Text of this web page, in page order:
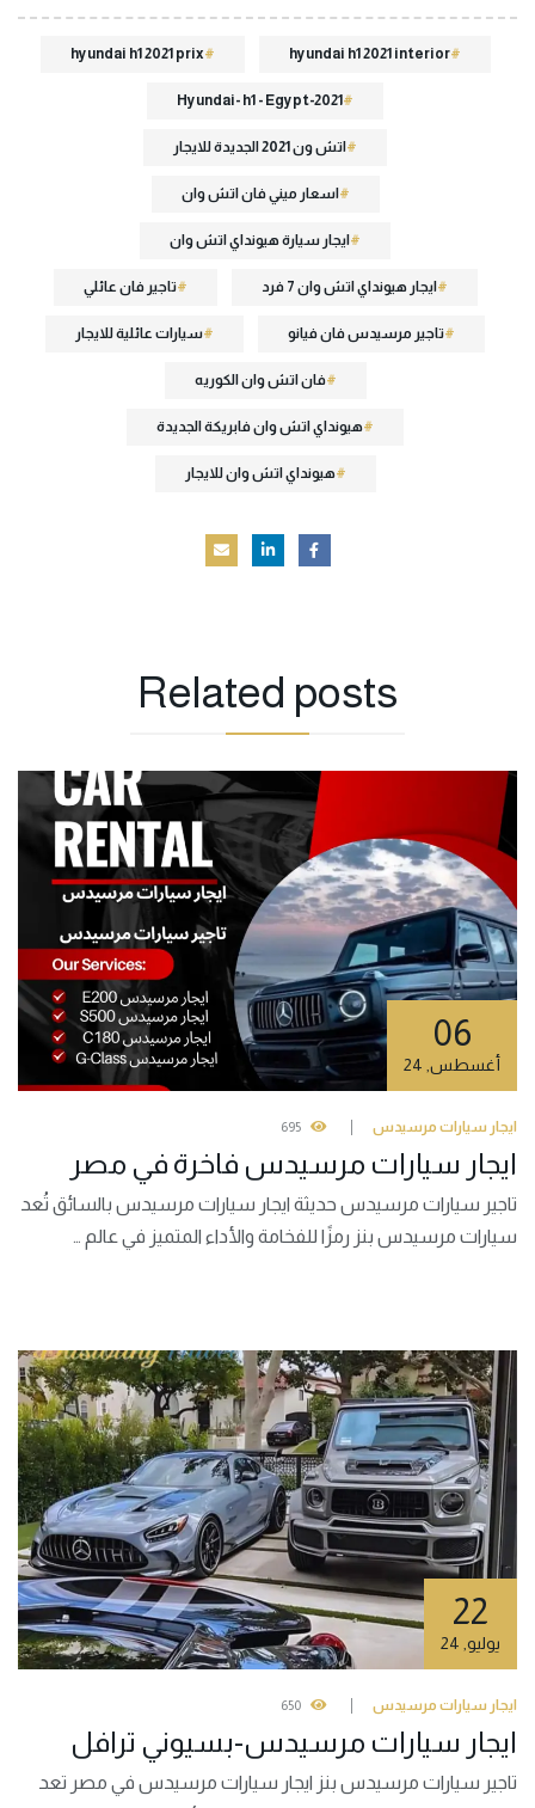
hyundai h1 2021 interior
hyundai h1 2021 prix
Hyundai- h1 - Egypt-2021
اتش ون 2021 الجديدة للايجار
اسعار ميني فان اتش وان
ايجار سيارة هيونداي اتش وان
ايجار هيونداي اتش وان 7 فرد تاجير فان عائلي
تاجير مرسيدس فان فيانو سيارات عائلية للايجار
فان اتش وان الكوريه
هيونداي اتش وان فابريكة الجديدة
هيونداي اتش وان للايجار
Related posts
06
أغسطس
ايجار سيارات مرسيدس 695
ايجار سيارات مرسيدس فاخرة في مصر
تاجير سيارات مرسيدس حديثة ايجار سيارات مرسيدس بالسائق تُعد
سيارات مرسيدس بنز رمزًا للفخامة والأداء المتميز في عالم …
22
يوليو
ايجار سيارات مرسيدس 650
ايجار سيارات مرسيدس-بسيوني ترافل
تاجير سيارات مرسيدس بنز ايجار سيارات مرسيدس في مصر تعد